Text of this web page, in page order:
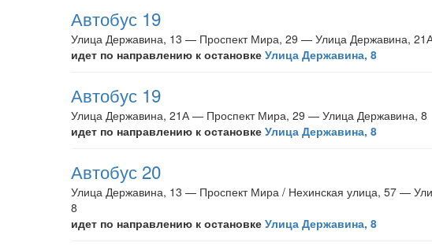
Автобус 19
Улица Державина, 13 — Проспект Мира, 29 — Улица Державина,
идет по направлению к остановке Улица Державина, 8
Автобус 19
Улица Державина, 21А — Проспект Мира, 29 — Улица Державина, 8
идет по направлению к остановке Улица Державина, 8
Автобус 20
Улица Державина, 13 — Проспект Мира / Нехинская улица, 57 —
8
идет по направлению к остановке Улица Державина, 8